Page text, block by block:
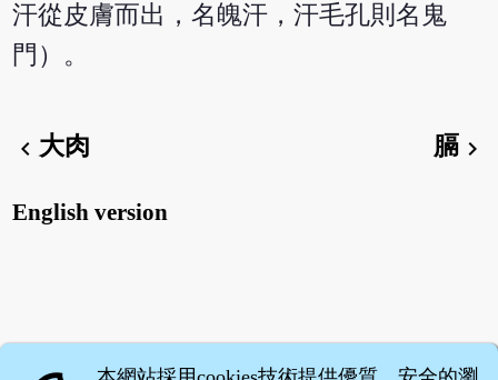
汗從皮膚而出，名魄汗，汗毛孔則名鬼
門）。
chevron_left大肉 膈chevron_right
English version